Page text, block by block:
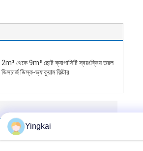
2m³ থেকে 9m³ ছোট ক্যাপাসিটি স্বয়ংক্রিয় তরল
ডিসচার্জ ডিস্ক-ভ্যাকুয়াম ফিল্টার
Yingkai